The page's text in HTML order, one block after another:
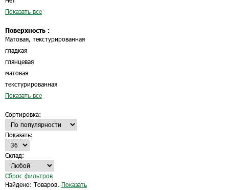
Показать все
Поверхность :
Матовая, текстурированная
гладкая
глянцевая
матовая
текстурированная
Показать все
Сортировка:
Показать:
Склад:
Сброс фильтров
Найдено: Товаров. Показать